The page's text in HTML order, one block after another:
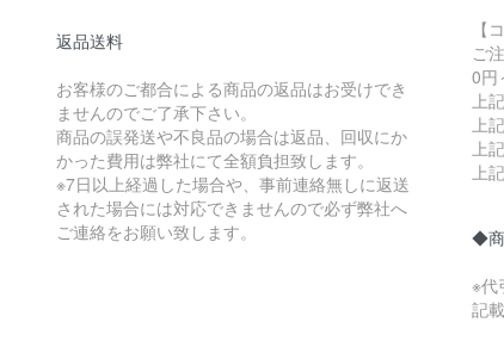
返品送料
お客様のご都合による商品の返品はお受けでき
ませんのでご了承下さい。
商品の誤発送や不良品の場合は返品、回収にか
かった費用は弊社にて全額負担致します。
※7日以上経過した場合や、事前連絡無しに返送
された場合には対応できませんので必ず弊社へ
ご連絡をお願い致します。
【
ご
0円
上
上
上
上
◆商
※代
記載